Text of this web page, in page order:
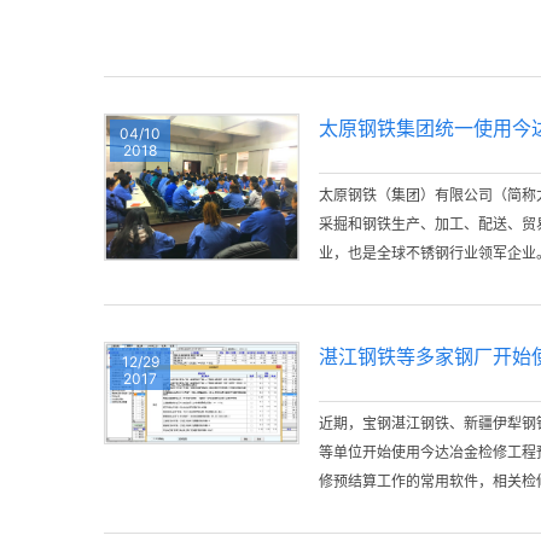
04/10
2018
太原钢铁集团统一使用今
太原钢铁（集团）有限公司（简
采掘和钢铁生产、加工、配送、
业，也是全球不锈钢行业领军企业
12/29
2017
湛江钢铁等多家钢厂开始
近期，宝钢湛江钢铁、新疆伊犁
等单位开始使用今达冶金检修工
修预结算工作的常用软件，相关